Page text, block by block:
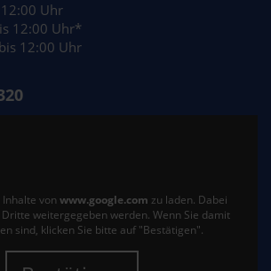
Uhr
12:00 Uhr*
12:00 Uhr
von www.google.com zu laden. Dabei
weitergegeben werden. Wenn Sie damit
sind, klicken Sie bitte auf "Bestätigen".